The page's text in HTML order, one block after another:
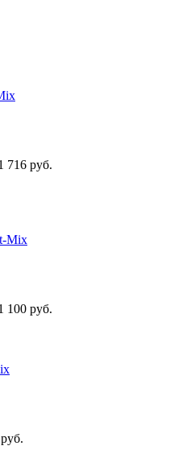
716 руб.
Mix
100 руб.